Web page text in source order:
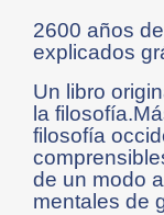
2600 años
explicados
Un libro
la
filosofía
de un modo
mentales de